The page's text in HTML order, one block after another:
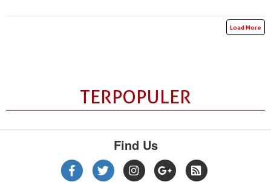
Load More
TERPOPULER
Find Us